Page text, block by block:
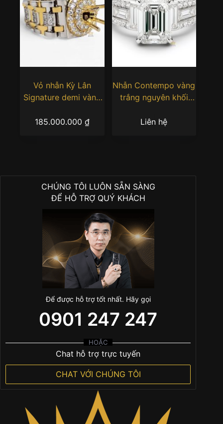
Vỏ nhẫn Kỳ Lân
Signature demi vàng
cương
185.000.000 ₫
Nhẫn Contempo vàng
trắng nguyên khối
cương
Liên hệ
CHÚNG TÔI LUÔN SẴN SÀNG
ĐỂ HỖ TRỢ QUÝ KHÁCH
Để được hỗ trợ tốt nhất. Hãy gọi
0901 247 247
HOẶC
Chat hỗ trợ trực tuyến
CHAT VỚI CHÚNG TÔI